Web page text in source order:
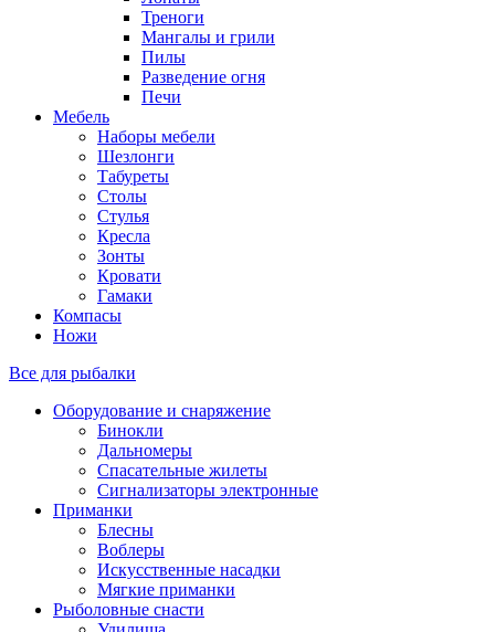
Треноги
Мангалы и грили
Пилы
Разведение огня
Печи
Мебель
Наборы мебели
Шезлонги
Табуреты
Столы
Стулья
Кресла
Зонты
Кровати
Гамаки
Компасы
Ножи
Все для рыбалки
Оборудование и снаряжение
Бинокли
Дальномеры
Спасательные жилеты
Сигнализаторы электронные
Приманки
Блесны
Воблеры
Искусственные насадки
Мягкие приманки
Рыболовные снасти